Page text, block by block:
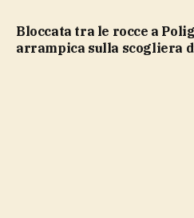
Bloccata tra le rocce a Polignano a Mare, turista si
arrampica sulla scogliera